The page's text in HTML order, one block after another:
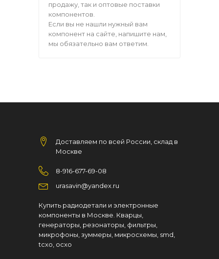
продажу, так и оптовые поставки
компонентов.
Если вы не нашли нужный вам
компонент на сайте, напишите нам,
мы обязательно вам ответим.
Доставляем по всей России, склад в
Москве
8-916-677-69-08
urasavin@yandex.ru
Купить радиодетали и электронные
компоненты в Москве. Кварцы,
генераторы, резонаторы, фильтры,
микрофоны, зуммеры, микросхемы, smd,
tcxo, ocxo